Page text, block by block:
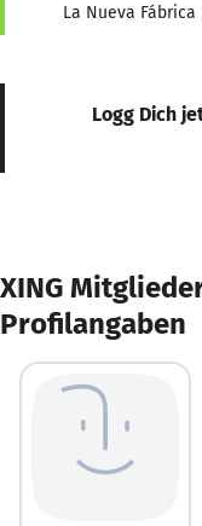
La Nueva Fábrica
Logg Dich
XING
Profilangaben